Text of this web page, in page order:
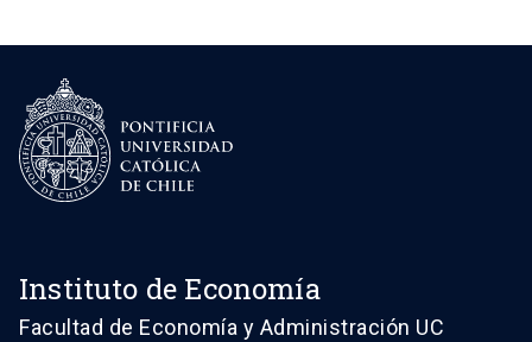
Instituto de Economía
Facultad de Economía y Administración UC